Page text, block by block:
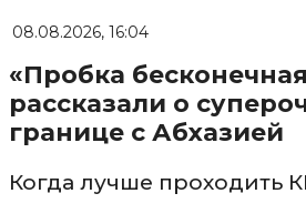
08.08.2026, 16:04
«Пробка
рассказали о
границе с Абхазией
Когда лучше проходить